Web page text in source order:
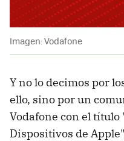
Imagen: Vodafone
Y no lo decimos por
ello, sino por un
Vodafone con el título
Dispositivos de